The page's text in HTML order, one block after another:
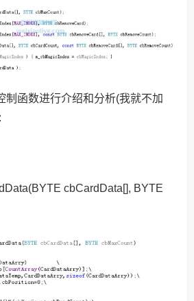
制函数进行介绍和分析(我就不加
cbCardData[], BYTE